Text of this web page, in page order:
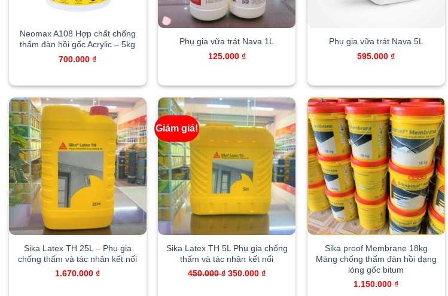
Neomax A108 Hợp chất chống
thấm đàn hồi gốc Acrylic – 5kg
700.000₫
Phụ gia vữa trát Nava 1L
125.000 ₫
Phụ gia vữa trát Nava 5L
595.000₫
Sika Latex TH 25L – Phụ gia
chống thấm và tác nhân kết nối
1.670.000₫
Giảm giá!
Sika Latex TH 5L Phụ gia chống
thấm và tác nhân kết nối
450.000₫ Original
price
350.000₫Current
price
Sika proof Membrane 18kg
Màng chống thấm đàn hồi dạng
lỏng gốc bitum
1.150.000₫